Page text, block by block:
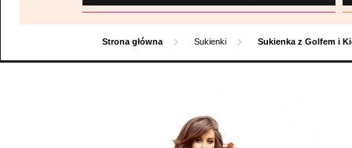
Strona główna Sukienki Sukienka z Golfem i